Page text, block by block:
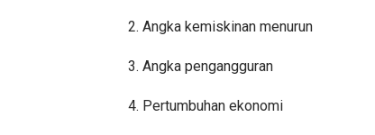
2. Angka kemiskinan menurun
3. Angka pengangguran
4. Pertumbuhan ekonomi